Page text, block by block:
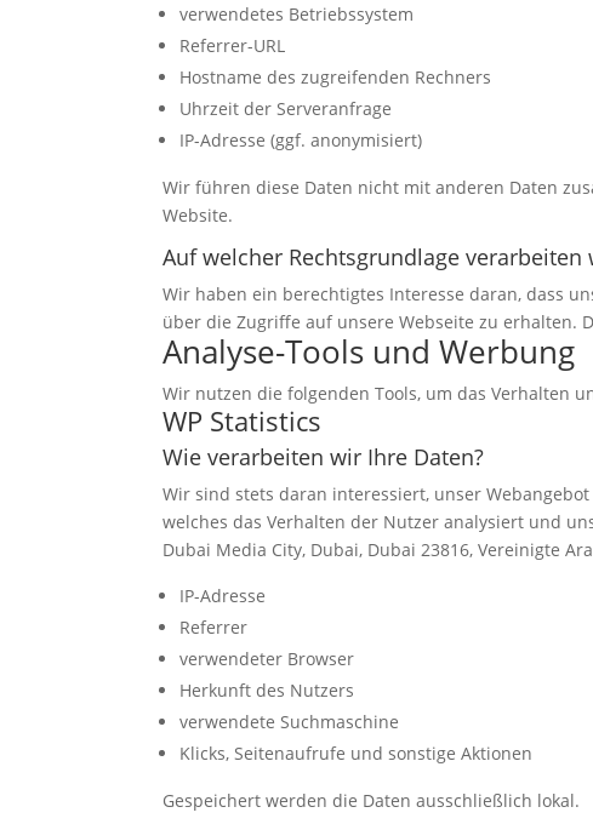
verwendetes Betriebssystem
Referrer-URL
Hostname des zugreifenden Rechners
Uhrzeit der Serveranfrage
IP-Adresse (ggf. anonymisiert)
Wir führen diese Daten nicht mit anderen Daten
Website.
Auf welcher Rechtsgrundlage verarbeiten
Wir haben ein berechtigtes Interesse daran, dass
über die Zugriffe auf unsere Webseite zu erhalten.
Analyse-Tools und Werbung
Wir nutzen die folgenden Tools, um das Verhalten
WP Statistics
Wie verarbeiten wir Ihre Daten?
Wir sind stets daran interessiert, unser
welches das Verhalten der Nutzer analysiert und
Dubai Media City, Dubai, Dubai 23816, Vereinigte
IP-Adresse
Referrer
verwendeter Browser
Herkunft des Nutzers
verwendete Suchmaschine
Klicks, Seitenaufrufe und sonstige Aktionen
Gespeichert werden die Daten ausschließlich lokal.